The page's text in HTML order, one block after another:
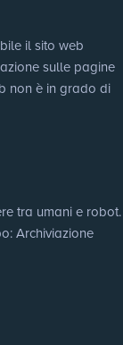
il sito web
sulle pagine
non è in grado di
tra umani e robot.
: Archiviazione